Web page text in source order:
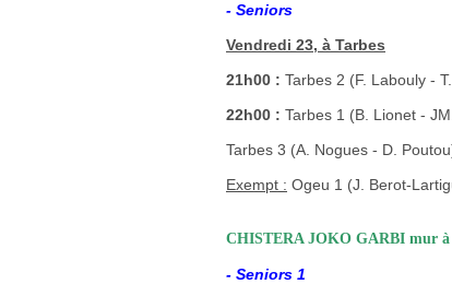
- Seniors
Vendredi 23, à Tarbes
21h00 : Tarbes 2 (F. Labouly -
22h00 : Tarbes 1 (B. Lionet -
Tarbes 3 (A. Nogues - D.
Exempt : Ogeu 1 (J. Berot-
CHISTERA JOKO GARBI mur à
- Seniors 1